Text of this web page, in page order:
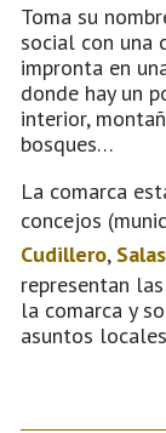
Toma su
social con una
impronta en
donde hay un
interior,
bosques…
La comarca
concejos
Cudillero, Salas
representan
la comarca y
asuntos